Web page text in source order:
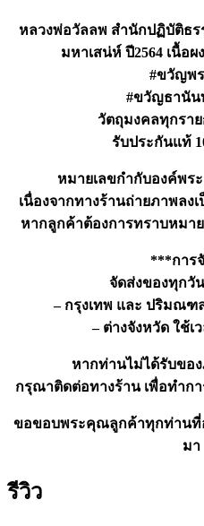
ชิ้นหลวงพ่อวัลลพ สำนักปฏิบัติธ
มหาเสน่ห์ ปี2564 เนื้อผ
#ขวัญพร
#ขวัญธานัน
วัตถุมงคลทุกรา
รับประกันแท้
หมายเลขกำกับองค์พร
เนื่องจากทางร้านถ่ายภาพลง
หากลูกค้าต้องการทราบหมา
***การ
จัดส่งของทุกวั
– กรุงเทพ และ ปริมณฑ
– ต่างจังหวัด ใช้เ
หากท่านไม่ได้รับขอ
กรุณาติดต่อทางร้าน เพื่อทำก
ขอขอบพระคุณลูกค้าทุกท่านที่
มา
รีวิว